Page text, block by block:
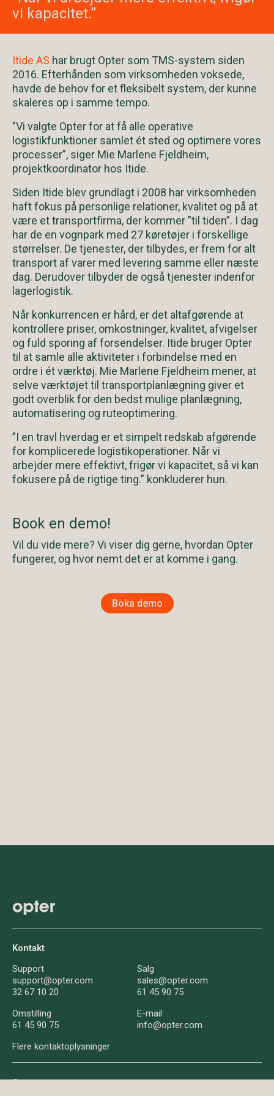
vi kapacitet.”
Itide AS har brugt Opter som TMS-system siden
2016. Efterhånden som virksomheden voksede,
havde de behov for et fleksibelt system, der kunne
skaleres op i samme tempo.
”Vi valgte Opter for at få alle operative
logistikfunktioner samlet ét sted og optimere vores
processer”, siger Mie Marlene Fjeldheim,
projektkoordinator hos Itide.
Siden Itide blev grundlagt i 2008 har virksomheden
haft fokus på personlige relationer, kvalitet og på at
være et transportfirma, der kommer ”til tiden”. I dag
har de en vognpark med 27 køretøjer i forskellige
størrelser. De tjenester, der tilbydes, er frem for alt
transport af varer med levering samme eller næste
dag. Derudover tilbyder de også tjenester indenfor
lagerlogistik.
Når konkurrencen er hård, er det altafgørende at
kontrollere priser, omkostninger, kvalitet, afvigelser
og fuld sporing af forsendelser. Itide bruger Opter
til at samle alle aktiviteter i forbindelse med en
ordre i ét værktøj. Mie Marlene Fjeldheim mener, at
selve værktøjet til transportplanlægning giver et
godt overblik for den bedst mulige planlægning,
automatisering og ruteoptimering.
”I en travl hverdag er et simpelt redskab afgørende
for komplicerede logistikoperationer. Når vi
arbejder mere effektivt, frigør vi kapacitet, så vi kan
fokusere på de rigtige ting.” konkluderer hun.
Book en demo!
Vil du vide mere? Vi viser dig gerne, hvordan Opter
fungerer, og hvor nemt det er at komme i gang.
Boka demo
Kontakt
Support
support@opter.com
32 67 10 20
Salg
sales@opter.com
61 45 90 75
Omstilling
61 45 90 75
E-mail
info@opter.com
Flere kontaktoplysninger
Om os